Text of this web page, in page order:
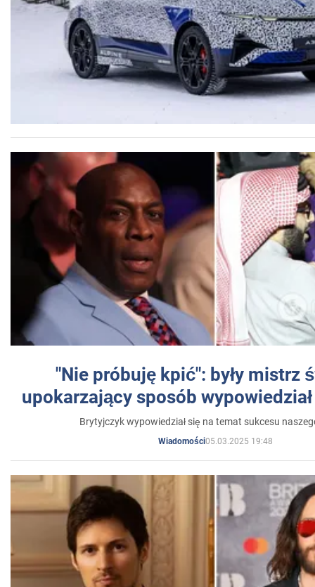
"Nie próbuję kpić": były mistrz
upokarzający sposób
Brytyjczyk wypowiedział się na temat sukcesu
Wiadomości05.03.2025 19:48